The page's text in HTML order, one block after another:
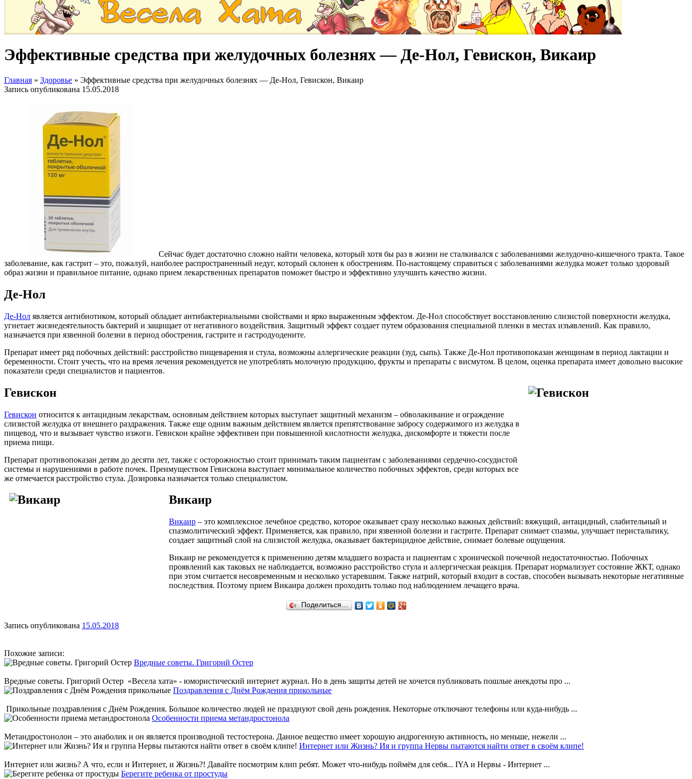
Эффективные средства при желудочных болезнях — Де-Нол, Гевискон, Викаир
Главная » Здоровье » Эффективные средства при желудочных болезнях — Де-Нол, Гевискон, Викаир
Запись опубликована 15.05.2018
Сейчас будет достаточно сложно найти человека, который хотя бы раз в жизни не сталкивался с заболеваниями желудочно-кишечного тракта. Такое
заболевание, как гастрит – это, пожалуй, наиболее распространенный недуг, который склонен к обострениям. По-настоящему справиться с заболеваниями желудка может только здоровый
образ жизни и правильное питание, однако прием лекарственных препаратов поможет быстро и эффективно улучшить качество жизни.
Де-Нол
Де-Нол является антибиотиком, который обладает антибактериальными свойствами и ярко выраженным эффектом. Де-Нол способствует восстановлению слизистой поверхности желудка,
угнетает жизнедеятельность бактерий и защищает от негативного воздействия. Защитный эффект создает путем образования специальной пленки в местах изъявлений. Как правило,
назначается при язвенной болезни в период обострения, гастрите и гастродуодените.
Препарат имеет ряд побочных действий: расстройство пищеварения и стула, возможны аллергические реакции (зуд, сыпь). Также Де-Нол противопоказан женщинам в период лактации и
беременности. Стоит учесть, что на время лечения рекомендуется не употреблять молочную продукцию, фрукты и препараты с висмутом. В целом, оценка препарата имеет довольно высокие
показатели среди специалистов и пациентов.
Гевискон
Гевискон относится к антацидным лекарствам, основным действием которых выступает защитный механизм – обволакивание и ограждение
слизистой желудка от внешнего раздражения. Также еще одним важным действием является препятствование забросу содержимого из желудка в
пищевод, что и вызывает чувство изжоги. Гевискон крайне эффективен при повышенной кислотности желудка, дискомфорте и тяжести после
приема пищи.
Препарат противопоказан детям до десяти лет, также с осторожностью стоит принимать таким пациентам с заболеваниями сердечно-сосудистой
системы и нарушениями в работе почек. Преимуществом Гевискона выступает минимальное количество побочных эффектов, среди которых все
же отмечается расстройство стула. Дозировка назначается только специалистом.
Викаир
Викаир – это комплексное лечебное средство, которое оказывает сразу несколько важных действий: вяжущий, антацидный, слабительный и
спазмолитический эффект. Применяется, как правило, при язвенной болезни и гастрите. Препарат снимает спазмы, улучшает перистальтику,
создает защитный слой на слизистой желудка, оказывает бактерицидное действие, снимает болевые ощущения.
Викаир не рекомендуется к применению детям младшего возраста и пациентам с хронической почечной недостаточностью. Побочных
проявлений как таковых не наблюдается, возможно расстройство стула и аллергическая реакция. Препарат нормализует состояние ЖКТ, однако
при этом считается несовременным и несколько устаревшим. Также натрий, который входит в состав, способен вызывать некоторые негативные
последствия. Поэтому прием Викаира должен проходить только под наблюдением лечащего врача.
Поделиться…
Запись опубликована 15.05.2018
Похожие записи:
Вредные советы. Григорий Остер
Вредные советы. Григорий Остер «Весела хата» - юмористический интернет журнал. Но в день защиты детей не хочется публиковать пошлые анекдоты про ...
Поздравления с Днём Рождения прикольные
Прикольные поздравления с Днём Рождения. Большое количество людей не празднуют свой день рождения. Некоторые отключают телефоны или куда-нибудь ...
Особенности приема метандростонола
Метандростонолон – это анаболик и он является производной тестостерона. Данное вещество имеет хорошую андрогенную активность, но меньше, нежели ...
Интернет или Жизнь? Ия и группа Нервы пытаются найти ответ в своём клипе!
Интернет или жизнь? А что, если и Интернет, и Жизнь?! Давайте посмотрим клип ребят. Может что-нибудь поймём для себя... IYA и Нервы - Интернет ...
Берегите ребенка от простуды